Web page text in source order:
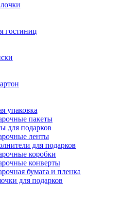
гостиниц
упаковка
пакеты
для подарков
ленты
для подарков
коробки
конверты
бумага и пленка
для подарков